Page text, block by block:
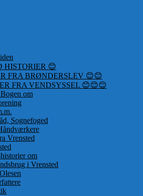
HISTORIER 😊
FRA BRØNDERSLEV 😊😊
FRA VENDSYSSEL 😊😊😊
om
Sognefoged
Vrensted
om
i Vrensted